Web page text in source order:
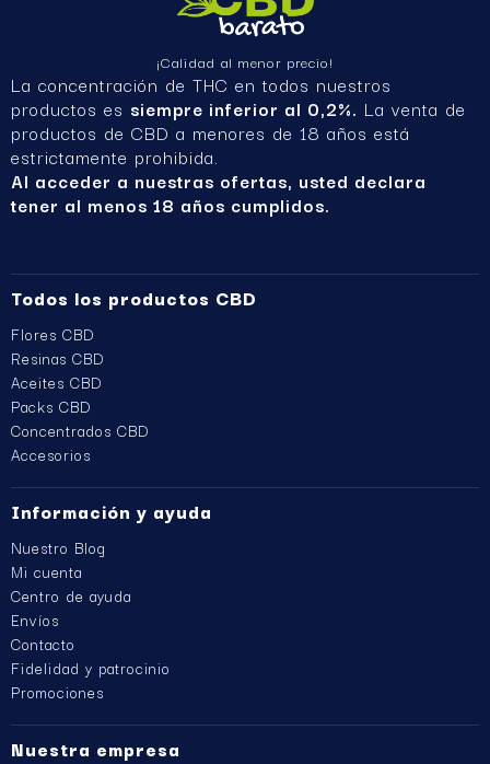
¡Calidad al menor precio!
La concentración de THC en todos nuestros
productos es siempre inferior al 0,2%. La venta de
productos de CBD a menores de 18 años está
estrictamente prohibida.
Al acceder a nuestras ofertas, usted declara
tener al menos 18 años cumplidos.
Todos los productos CBD
Flores CBD
Resinas CBD
Aceites CBD
Packs CBD
Concentrados CBD
Accesorios
Información y ayuda
Nuestro Blog
Mi cuenta
Centro de ayuda
Envíos
Contacto
Fidelidad y patrocinio
Promociones
Nuestra empresa